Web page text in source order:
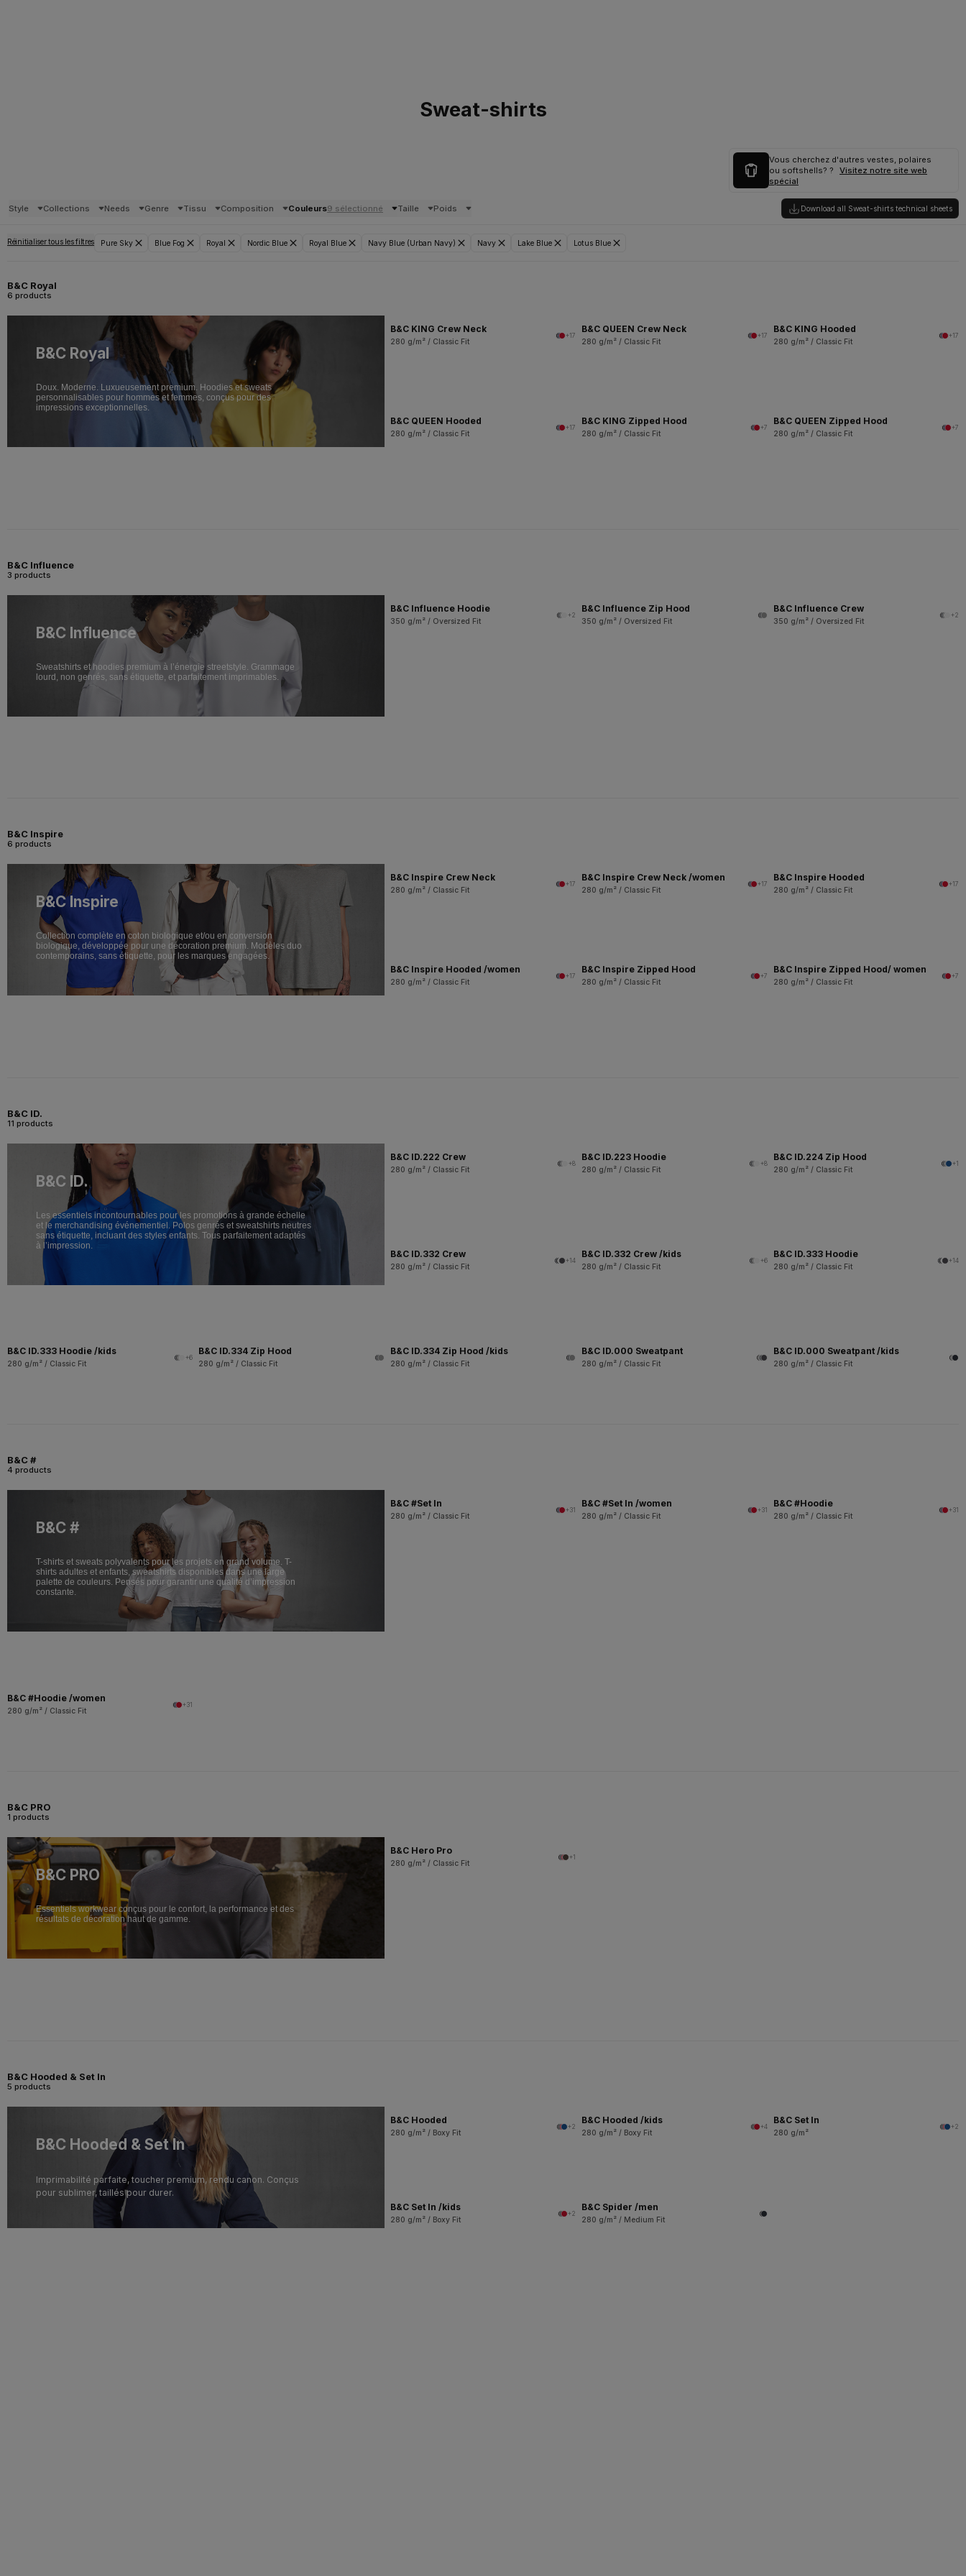
Sweat-shirts
Vous cherchez d'autres vestes, polaires
ou softshells? ?
Visitez notre site web
spécial
Style Collections Needs Genre Tissu Composition Couleurs9 sélectionné Taille Poids Download all Sweat-shirts technical sheets
Réinitialiser tous les filtres Pure Sky Blue Fog Royal Nordic Blue Royal Blue Navy Blue (Urban Navy) Navy Lake Blue Lotus Blue
B&C Royal
6 products
B&C Royal
Doux. Moderne. Luxueusement premium. Hoodies et sweats
personnalisables pour hommes et femmes, conçus pour des
impressions exceptionnelles.
B&C KING Crew Neck
280 g/m² / Classic Fit
+17
B&C QUEEN Crew Neck
280 g/m² / Classic Fit
+17
B&C KING Hooded
280 g/m² / Classic Fit
+17
B&C QUEEN Hooded
280 g/m² / Classic Fit
+17
B&C KING Zipped Hood
280 g/m² / Classic Fit
+7
B&C QUEEN Zipped Hood
280 g/m² / Classic Fit
+7
B&C Influence
3 products
B&C Influence
Sweatshirts et hoodies premium à l’énergie streetstyle. Grammage
lourd, non genrés, sans étiquette, et parfaitement imprimables.
B&C Influence Hoodie
350 g/m² / Oversized Fit
+2
B&C Influence Zip Hood
350 g/m² / Oversized Fit
B&C Influence Crew
350 g/m² / Oversized Fit
+2
B&C Inspire
6 products
B&C Inspire
Collection complète en coton biologique et/ou en conversion
biologique, développée pour une décoration premium. Modèles duo
contemporains, sans étiquette, pour les marques engagées.
B&C Inspire Crew Neck
280 g/m² / Classic Fit
+17
B&C Inspire Crew Neck /women
280 g/m² / Classic Fit
+17
B&C Inspire Hooded
280 g/m² / Classic Fit
+17
B&C Inspire Hooded /women
280 g/m² / Classic Fit
+17
B&C Inspire Zipped Hood
280 g/m² / Classic Fit
+7
B&C Inspire Zipped Hood/ women
280 g/m² / Classic Fit
+7
B&C ID.
11 products
B&C ID.
Les essentiels incontournables pour les promotions à grande échelle
et le merchandising événementiel. Polos genrés et sweatshirts neutres
sans étiquette, incluant des styles enfants. Tous parfaitement adaptés
à l’impression.
B&C ID.222 Crew
280 g/m² / Classic Fit
+8
B&C ID.223 Hoodie
280 g/m² / Classic Fit
+8
B&C ID.224 Zip Hood
280 g/m² / Classic Fit
+1
B&C ID.332 Crew
280 g/m² / Classic Fit
+14
B&C ID.332 Crew /kids
280 g/m² / Classic Fit
+6
B&C ID.333 Hoodie
280 g/m² / Classic Fit
+14
B&C ID.333 Hoodie /kids
280 g/m² / Classic Fit
+6
B&C ID.334 Zip Hood
280 g/m² / Classic Fit
B&C ID.334 Zip Hood /kids
280 g/m² / Classic Fit
B&C ID.000 Sweatpant
280 g/m² / Classic Fit
B&C ID.000 Sweatpant /kids
280 g/m² / Classic Fit
B&C #
4 products
B&C #
T-shirts et sweats polyvalents pour les projets en grand volume. T-
shirts adultes et enfants, sweatshirts disponibles dans une large
palette de couleurs. Pensés pour garantir une qualité d’impression
constante.
B&C #Set In
280 g/m² / Classic Fit
+31
B&C #Set In /women
280 g/m² / Classic Fit
+31
B&C #Hoodie
280 g/m² / Classic Fit
+31
B&C #Hoodie /women
280 g/m² / Classic Fit
+31
B&C PRO
1 products
B&C PRO
Essentiels workwear conçus pour le confort, la performance et des
résultats de décoration haut de gamme.
B&C Hero Pro
280 g/m² / Classic Fit
+1
B&C Hooded & Set In
5 products
B&C Hooded & Set In
Imprimabilité parfaite, toucher premium, rendu canon. Conçus
pour sublimer, taillés pour durer.
B&C Hooded
280 g/m² / Boxy Fit
+2
B&C Hooded /kids
280 g/m² / Boxy Fit
+4
B&C Set In
280 g/m²
+2
B&C Set In /kids
280 g/m² / Boxy Fit
+2
B&C Spider /men
280 g/m² / Medium Fit